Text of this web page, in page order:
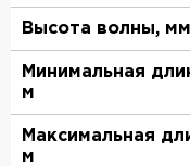
Высота волны, мм
Минимальная
м
Максимальная
м